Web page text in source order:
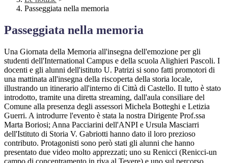
Passeggiata nella memoria
Passeggiata nella memoria
Una Giornata della Memoria all'insegna dell'emozione per gli
studenti dell'International Campus e della scuola Alighieri Pascoli. I
docenti e gli alunni dell'istituto U. Patrizi si sono fatti promotori di
una mattinata all'insegna della riscoperta della storia locale,
illustrando un itinerario all'interno di Città di Castello. Il tutto è stato
introdotto, tramite una diretta streaming, dall'aula consiliare del
Comune alla presenza degli assessori Michela Botteghi e Letizia
Guerri. A introdurre l'evento è stata la nostra Dirigente Prof.ssa
Marta Boriosi; Anna Pacciarini dell'ANPI e Ursula Masciarri
dell'Istituto di Storia V. Gabriotti hanno dato il loro prezioso
contributo. Protagonisti sono però stati gli alunni che hanno
presentato due video molto apprezzati; uno su Renicci (Renicci-un